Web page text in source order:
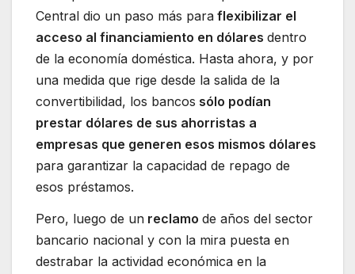
Central dio un paso más para flexibilizar el
acceso al financiamiento en dólares dentro
de la economía doméstica. Hasta ahora, y por
una medida que rige desde la salida de la
convertibilidad, los bancos sólo podían
prestar dólares de sus ahorristas a
empresas que generen esos mismos dólares
para garantizar la capacidad de repago de
esos préstamos.
Pero, luego de un reclamo de años del sector
bancario nacional y con la mira puesta en
destrabar la actividad económica en la